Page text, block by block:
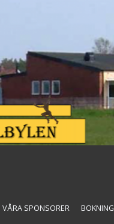
VÅRA SPONSORER BOKNING